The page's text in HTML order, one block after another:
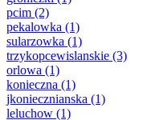
pcim (2)
pekalowka (1)
sularzowka (1)
trzykopcewislanskie (3)
orlowa (1)
konieczna (1)
jkoniecznianska (1)
leluchow (1)